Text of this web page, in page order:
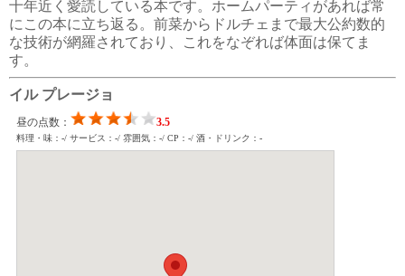
十年近く愛読している本です。ホームパーティがあれば常
にこの本に立ち返る。前菜からドルチェまで最大公約数的
な技術が網羅されており、これをなぞれば体面は保てま
す。
イル プレージョ